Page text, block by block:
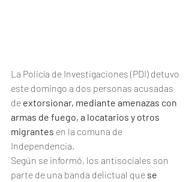
La Policía de Investigaciones (PDI) detuvo
este domingo a dos personas acusadas
de extorsionar, mediante amenazas con
armas de fuego, a locatarios y otros
migrantes en la comuna de
Independencia.
Según se informó, los antisociales son
parte de una banda delictual que se